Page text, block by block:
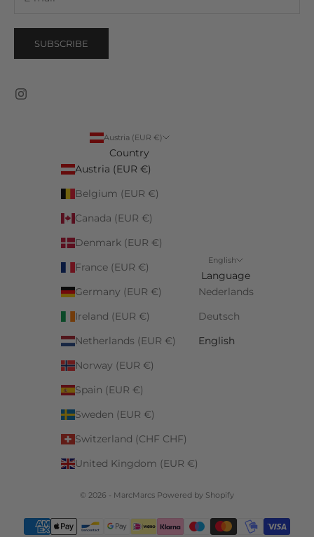
SUBSCRIBE
Austria (EUR €)
Country
Austria (EUR €)
Belgium (EUR €)
Canada (EUR €)
Denmark (EUR €)
France (EUR €)
Germany (EUR €)
Ireland (EUR €)
Netherlands (EUR €)
Norway (EUR €)
Spain (EUR €)
Sweden (EUR €)
Switzerland (CHF CHF)
United Kingdom (EUR €)
English
Language
Nederlands
Deutsch
English
© 2026 - MarcMarcs Powered by Shopify